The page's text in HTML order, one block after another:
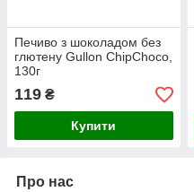
Печиво з шоколадом без
глютену Gullon ChipChoco,
130г
119 ₴
Купити
Про нас